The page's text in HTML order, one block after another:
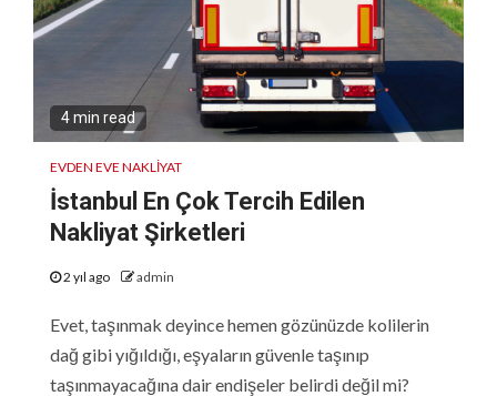
4 min read
EVDEN EVE NAKLIYAT
İstanbul En Çok Tercih Edilen
Nakliyat Şirketleri
2 yıl ago admin
Evet, taşınmak deyince hemen gözünüzde kolilerin
dağ gibi yığıldığı, eşyaların güvenle taşınıp
taşınmayacağına dair endişeler belirdi değil mi?